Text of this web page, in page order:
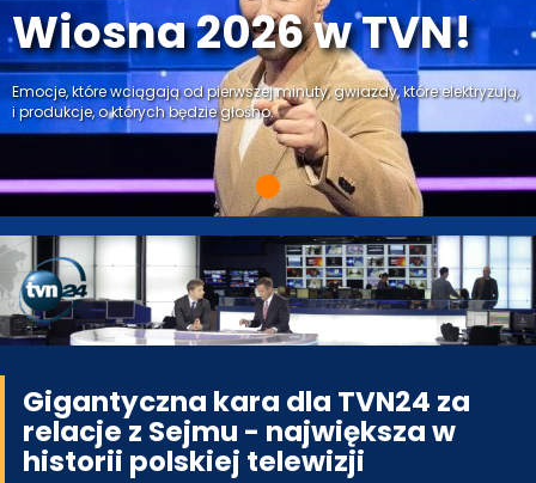
Wiosna 2026 w TVN!
Emocje, które wciągają od pierwszej minuty, gwiazdy, które elektryzują,
i produkcje, o których będzie głośno.
Gigantyczna kara dla TVN24 za
relacje z Sejmu - największa w
historii polskiej telewizji